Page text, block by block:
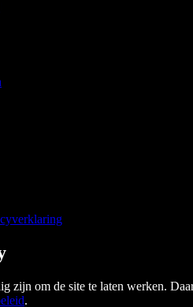
zijn om de site te laten werken.
.